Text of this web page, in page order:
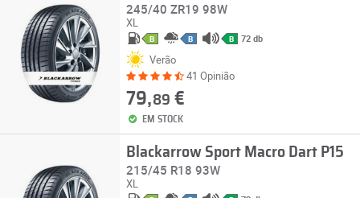
245/40 ZR19 98W
XL
B B B 72 db
Verão
41 Opinião
79,89 €
EM STOCK
Blackarrow Sport Macro Dart P15
215/45 R18 93W
XL